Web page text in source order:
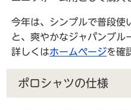
今年は、シンプルで普段使
と、爽やかなジャパンブル
詳しくはホームページを確
ポロシャツの仕様